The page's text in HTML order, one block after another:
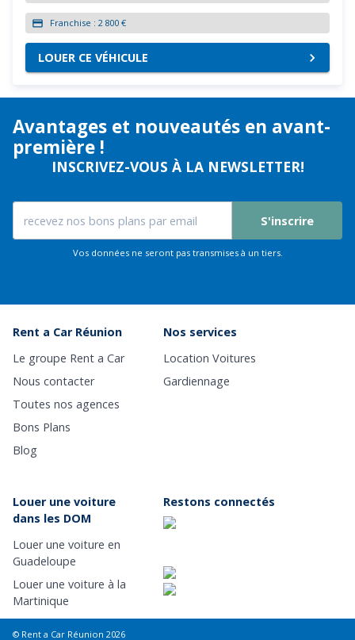
Franchise : 2 800 €
LOUER CE VÉHICULE
Avantages et nouveautés en avant-
première !
INSCRIVEZ-VOUS À LA NEWSLETTER!
S'inscrire
Vos données ne seront pas transmises à un tiers.
Rent a Car Réunion
Le groupe Rent a Car
Nous contacter
Toutes nos agences
Bons Plans
Blog
Nos services
Location Voitures
Gardiennage
Louer une voiture
dans les DOM
Louer une voiture en
Guadeloupe
Louer une voiture à la
Martinique
Restons connectés
© Rent a Car Réunion 2026